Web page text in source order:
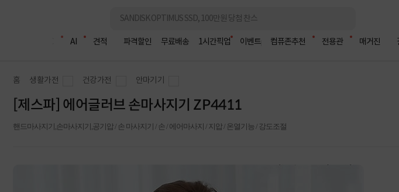
AI 견적 파격할인 무료배송 1시간픽업 이벤트 컴퓨존추천 전용관 매거진
홈 생활가전 건강가전 안마기기
[제스파] 에어글러브 손마사지기 ZP4411
핸드마사지기,손마사지기,공기압 / 손 마사지기 / 손 / 에어마사지 / 지압 / 온열기능 / 강도조절